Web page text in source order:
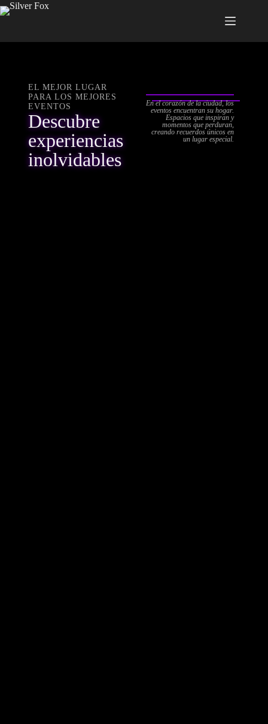
EL MEJOR LUGAR
PARA LOS MEJORES
EVENTOS
Descubre
experiencias
inolvidables
En el corazón de la ciudad, los
eventos encuentran su hogar.
Espacios que inspiran y
momentos que perduran,
creando recuerdos únicos en
un lugar especial.